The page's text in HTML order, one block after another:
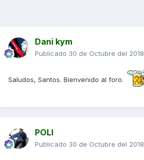
Dani kym
Publicado 30 de Octubre del 2018
Saludos, Santos. Bienvenido al foro.
POLI
Publicado 30 de Octubre del 2018